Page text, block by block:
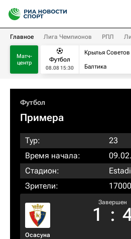
Главное Лига Чемпионов РПЛ
Матч-
центр
Футбол
08.08 15:30
Крылья Советов
Балтика
Футбол
Примера
Тур:
23
Время начала:
Стадион:
Зрители:
17000
Осасуна
Завершен
1 :